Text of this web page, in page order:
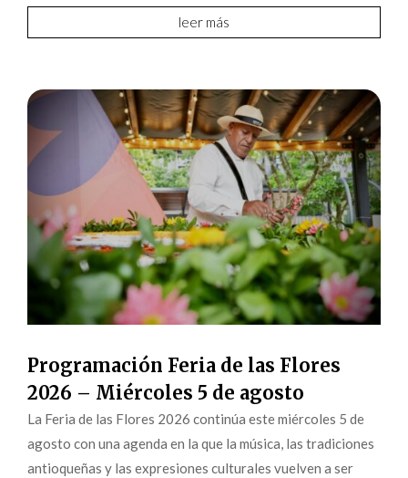
leer más
Programación Feria de las Flores
2026 – Miércoles 5 de agosto
La Feria de las Flores 2026 continúa este miércoles 5 de
agosto con una agenda en la que la música, las tradiciones
antioqueñas y las expresiones culturales vuelven a ser